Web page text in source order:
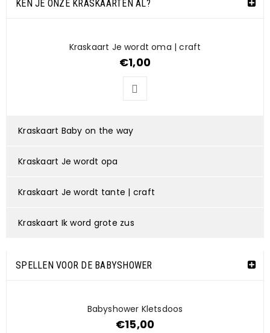
KEN JE ONZE KRASKAARTEN AL?
Kraskaart Je wordt oma | craft
€1,00
Kraskaart Baby on the way
Kraskaart Je wordt opa
Kraskaart Je wordt tante | craft
Kraskaart Ik word grote zus
SPELLEN VOOR DE BABYSHOWER
Babyshower Kletsdoos
€15,00